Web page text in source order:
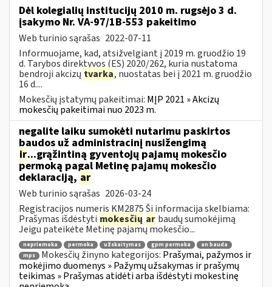
Dėl kolegialių institucijų 2010 m. rugsėjo 3 d.
įsakymo Nr. VA-97/1B-553 pakeitimo
Web turinio sąrašas 2022-07-11
Informuojame, kad, atsižvelgiant į 2019 m. gruodžio 19
d. Tarybos direktyvos (ES) 2020/262, kuria nustatoma
bendroji akcizų tvarka, nuostatas bei į 2021 m. gruodžio
16 d....
Mokesčių įstatymų pakeitimai: MĮP 2021 » Akcizų
mokesčių pakeitimai nuo 2023 m.
negalite laiku sumokėti nutarimu paskirtos
baudos už administracinį nusižengimą
ir...grąžintiną gyventojų pajamų mokesčio
permoką pagal Metinę pajamų mokesčio
deklaraciją, ar
Web turinio sąrašas 2026-03-24
Registracijos numeris KM2875 Ši informacija skelbiama:
Prašymas išdėstyti mokesčių ar baudų sumokėjimą
Jeigu pateikėte Metinę pajamų mokesčio...
nepriemoka permoka užskaitymas gpm permoka
an bauda
mps
Mokesčių žinyno kategorijos: Prašymai, pažymos ir
mokėjimo duomenys » Pažymų užsakymas ir prašymų
teikimas » Prašymas atidėti arba išdėstyti mokestinę